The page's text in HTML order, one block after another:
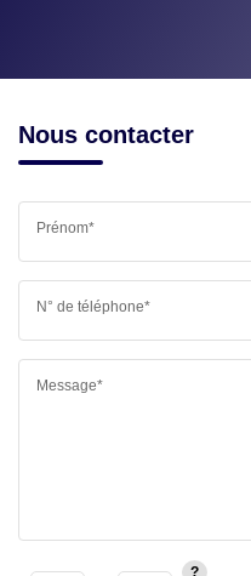
Nous contacter
Prénom*
N° de téléphone*
Message*